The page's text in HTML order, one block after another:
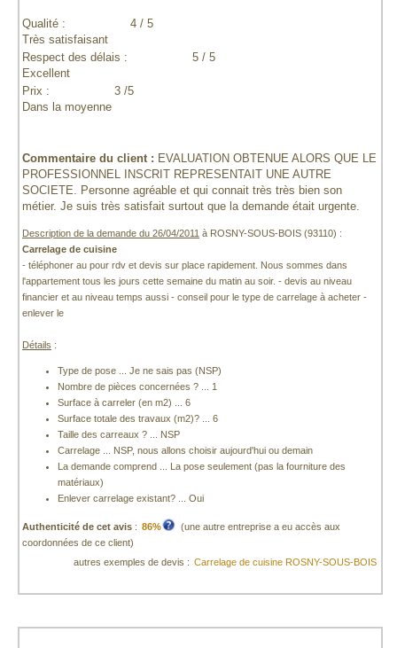
Qualité :
4 / 5
Très satisfaisant
Respect des délais :
5 / 5
Excellent
Prix :
3 /5
Dans la moyenne
Commentaire du client : EVALUATION OBTENUE ALORS QUE LE
PROFESSIONNEL INSCRIT REPRESENTAIT UNE AUTRE
SOCIETE. Personne agréable et qui connait très très bien son
métier. Je suis très satisfait surtout que la demande était urgente.
Description de la demande du 26/04/2011 à ROSNY-SOUS-BOIS (93110) :
Carrelage de cuisine
- téléphoner au pour rdv et devis sur place rapidement. Nous sommes dans
l'appartement tous les jours cette semaine du matin au soir. - devis au niveau
financier et au niveau temps aussi - conseil pour le type de carrelage à acheter -
enlever le
Détails :
Type de pose ... Je ne sais pas (NSP)
Nombre de pièces concernées ? ... 1
Surface à carreler (en m2) ... 6
Surface totale des travaux (m2)? ... 6
Taille des carreaux ? ... NSP
Carrelage ... NSP, nous allons choisir aujourd'hui ou demain
La demande comprend ... La pose seulement (pas la fourniture des
matériaux)
Enlever carrelage existant? ... Oui
Authenticité de cet avis : 86%
(une autre entreprise a eu accès aux
coordonnées de ce client)
autres exemples de devis : Carrelage de cuisine ROSNY-SOUS-BOIS